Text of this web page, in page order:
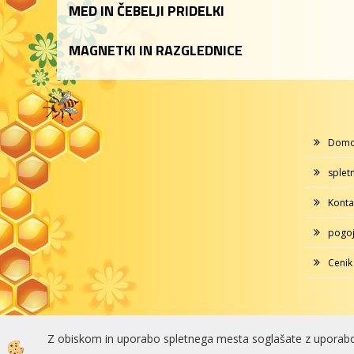
MED IN ČEBELJI PRIDELKI
MAGNETKI IN RAZGLEDNICE
Izdelava spletne trgovine
Z obiskom in uporabo spletnega mesta soglašate z